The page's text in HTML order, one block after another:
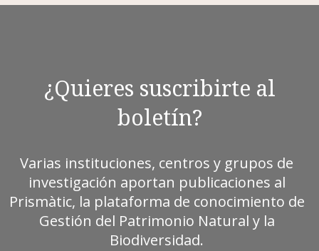
¿Quieres suscribirte al
boletín?
Varias instituciones, centros y grupos de
investigación aportan publicaciones al
Prismàtic, la plataforma de conocimiento de
Gestión del Patrimonio Natural y la
Biodiversidad.